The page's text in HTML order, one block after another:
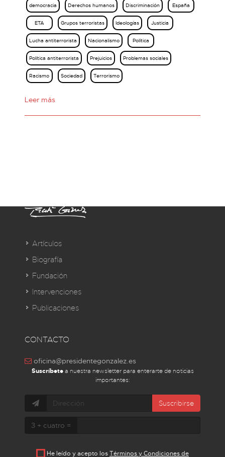
democracia Derechos humanos Discriminación España
ETA Grupos terroristas Ideologías Justicia
Lucha antiterrorista Nacionalismo Política
Política antiterrorista Prejuicios Problemas sociales
Racismo Sociedad Terrorismo
Leer más
Artículos
Biografía
Fundación
Intervenciones
Publicaciones
CONTACTO
oficina@presidentegonzalez.es
Suscríbetea nuestra newsletter para enterarte de noticias
importantes:
Suscribirse
3 + cuatro =
He leído y acepto losTérminos y Condiciones de